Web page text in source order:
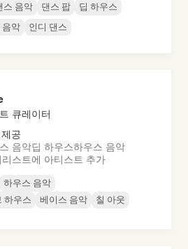
스 음악 댄스 팝
딥 하우스
음악 인디 댄스
큐레이터
공
음악딥 하우스하우스 음악
스트에 아티스트 추가
하우스 음악
하우스
베이스 음악
칠 아웃